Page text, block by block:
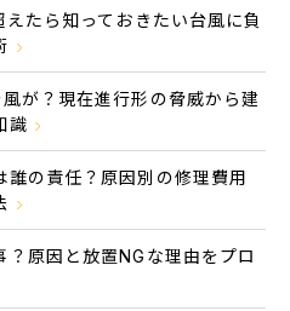
たら知っておきたい台風に負
が？現在進行形の脅威から建
識
の責任？原因別の修理費用
原因と放置NGな理由をプロ